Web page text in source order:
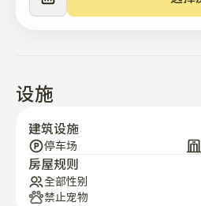
• 该综合设施内设有各种便利店
馆、屠夫店和医院。
• 相邻的商务设施大楼内遍布餐
此您在入住期间不会感到任何不便
设施
建筑设施
停车场
房屋规则
全部性别
禁止宠物